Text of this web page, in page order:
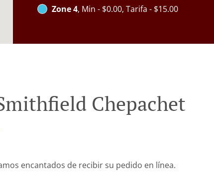
Zone 4, Min - $0.00, Tarifa - $15.00
Chepachet
encantados de recibir su pedido en línea.